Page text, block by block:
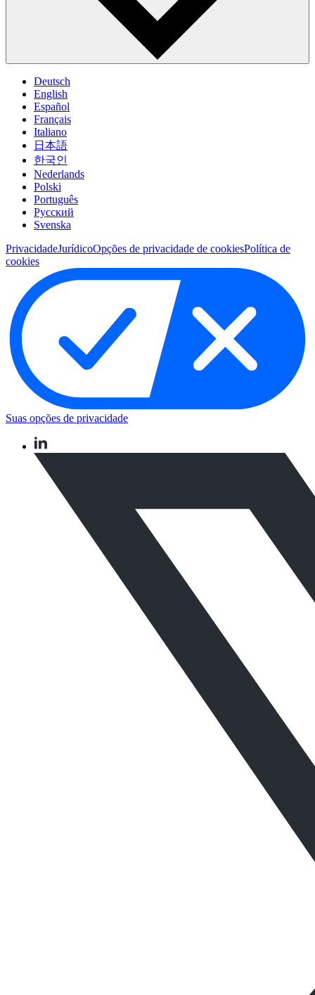
Deutsch
English
Español
Français
Italiano
日本語
한국인
Nederlands
Polski
Português
Pусский
Svenska
PrivacidadeJurídicoOpções de privacidade de cookiesPolítica de
cookies
Suas opções de privacidade